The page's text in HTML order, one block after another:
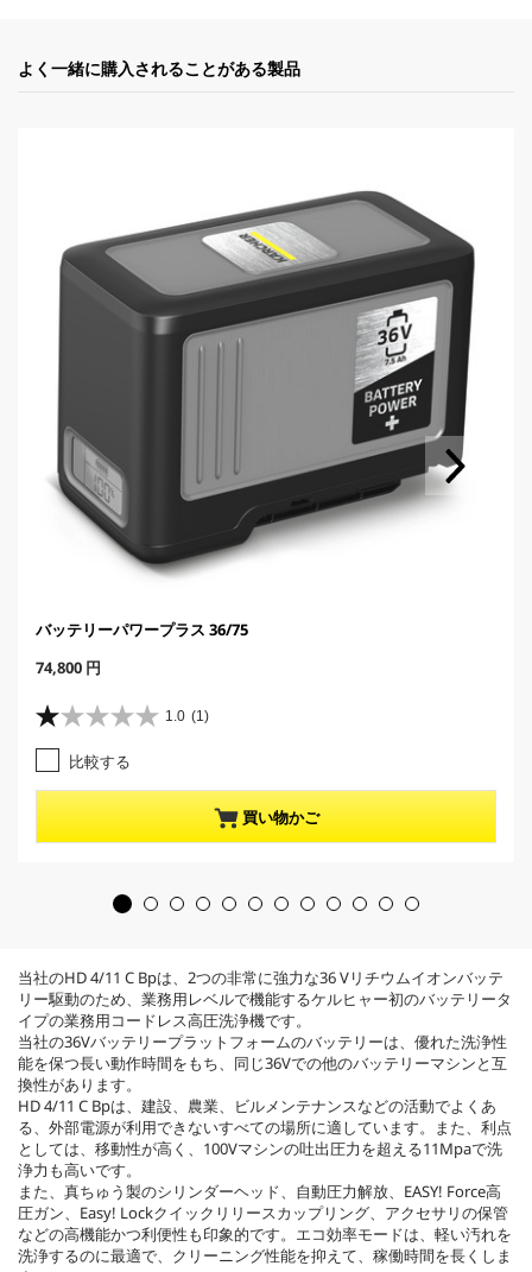
t
c
e
よく一緒に購入されることがある製品
バッテリーパワープラス 36/75
C
r
r
e
n
t
p
r
p
r
c
e
74,800 円
1.0 (1)
星
1
.
0
／
5
ビ
ュ
ー
件
数
比較する
買い物かご
当社のHD 4/11 C Bpは、2つの非常に強力な36 Vリチウムイオンバッテ
リー駆動のため、業務用レベルで機能するケルヒャー初のバッテリータ
イプの業務用コードレス高圧洗浄機です。
当社の36Vバッテリープラットフォームのバッテリーは、優れた洗浄性
能を保つ長い動作時間をもち、同じ36Vでの他のバッテリーマシンと互
換性があります。
HD 4/11 C Bpは、建設、農業、ビルメンテナンスなどの活動でよくあ
る、外部電源が利用できないすべての場所に適しています。また、利点
としては、移動性が高く、100Vマシンの吐出圧力を超える11Mpaで洗
浄力も高いです。
また、真ちゅう製のシリンダーヘッド、自動圧力解放、EASY! Force高
圧ガン、Easy! Lockクイックリリースカップリング、アクセサリの保管
などの高機能かつ利便性も印象的です。エコ効率モードは、軽い汚れを
洗浄するのに最適で、クリーニング性能を抑えて、稼働時間を長くしま